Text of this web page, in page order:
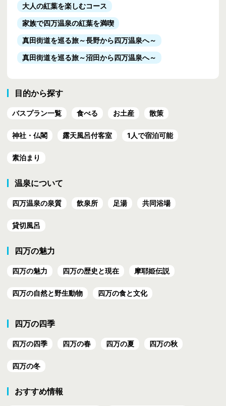
大人の紅葉を楽しむコース
家族で四万温泉の紅葉を満喫
真田街道を巡る旅～長野から四万温泉へ～
真田街道を巡る旅～沼田から四万温泉へ～
目的から探す
バスプラン一覧 食べる お土産 散策
神社・仏閣 露天風呂付客室 1人で宿泊可能
素泊まり
温泉について
四万温泉の泉質 飲泉所 足湯 共同浴場
貸切風呂
四万の魅力
四万の魅力 四万の歴史と現在 摩耶姫伝説
四万の自然と野生動物 四万の食と文化
四万の四季
四万の四季 四万の春 四万の夏 四万の秋
四万の冬
おすすめ情報